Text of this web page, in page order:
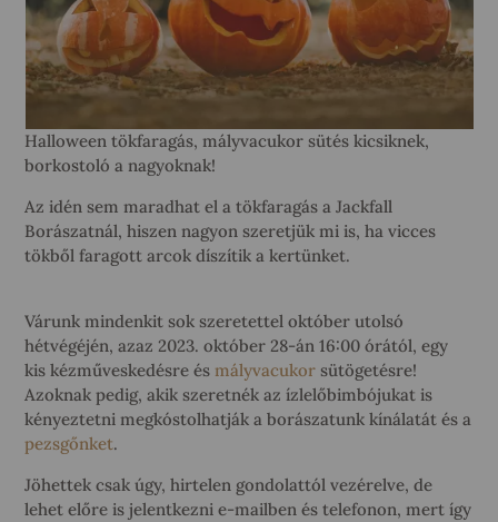
Halloween tökfaragás, mályvacukor sütés kicsiknek,
borkostoló a nagyoknak!
Az idén sem maradhat el a tökfaragás a Jackfall
Borászatnál, hiszen nagyon szeretjük mi is, ha vicces
tökből faragott arcok díszítik a kertünket.
Várunk mindenkit sok szeretettel október utolsó
hétvégéjén, azaz 2023. október 28-án 16:00 órától, egy
kis kézműveskedésre és mályvacukor sütögetésre!
Azoknak pedig, akik szeretnék az ízlelőbimbójukat is
kényeztetni megkóstolhatják a borászatunk kínálatát és a
pezsgőnket.
Jöhettek csak úgy, hirtelen gondolattól vezérelve, de
lehet előre is jelentkezni e-mailben és telefonon, mert így